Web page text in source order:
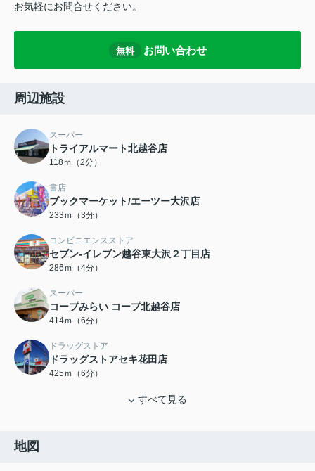
お気軽にお問合せください。
無料 お問い合わせ
周辺施設
スーパー
トライアルマート北越谷店
118ｍ（2分）
書店
ブックマーケット/エーツー大沢店
233ｍ（3分）
コンビニエンスストア
セブン-イレブン越谷東大沢２丁目店
286ｍ（4分）
スーパー
コープみらい コープ北越谷店
414ｍ（6分）
ドラッグストア
ドラッグストアセキ花田店
425ｍ（6分）
すべて見る
地図